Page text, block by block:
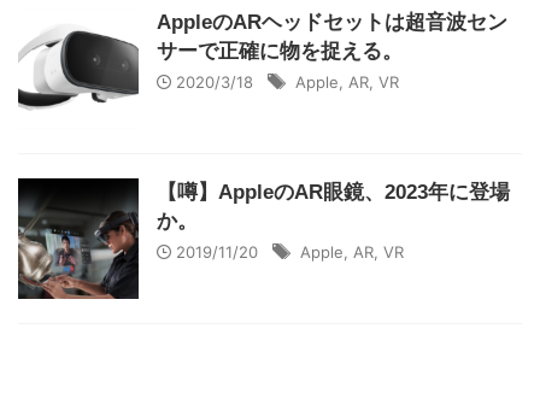
AppleのARヘッドセットは超音波セン
サーで正確に物を捉える。
2020/3/18 Apple AR VR
【噂】AppleのAR眼鏡、2023年に登場
か。
2019/11/20 Apple AR VR